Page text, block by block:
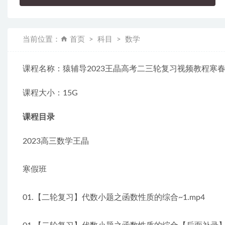
当前位置： 首页 科目 数学
课程名称：猿辅导2023王晶高考二三轮复习视频教程寒
课程大小：15G
课程目录
2023高三数学王晶
寒假班
01.【二轮复习】代数小题之函数性质的综合~1.mp4